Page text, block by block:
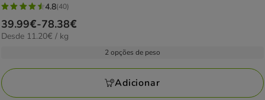
4.8
estrelas
com
avaliações
4.8(40)
Preço
de
78.38€
39.99€-78.38€
11.20€
Desde 11.20€ / kg
2 opções de peso
Adicionar